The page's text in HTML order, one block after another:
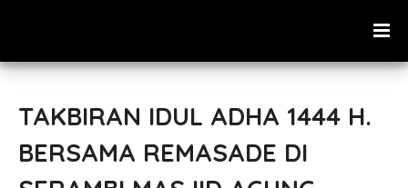
TAKBIRAN IDUL ADHA 1444 H.
BERSAMA REMASADE DI